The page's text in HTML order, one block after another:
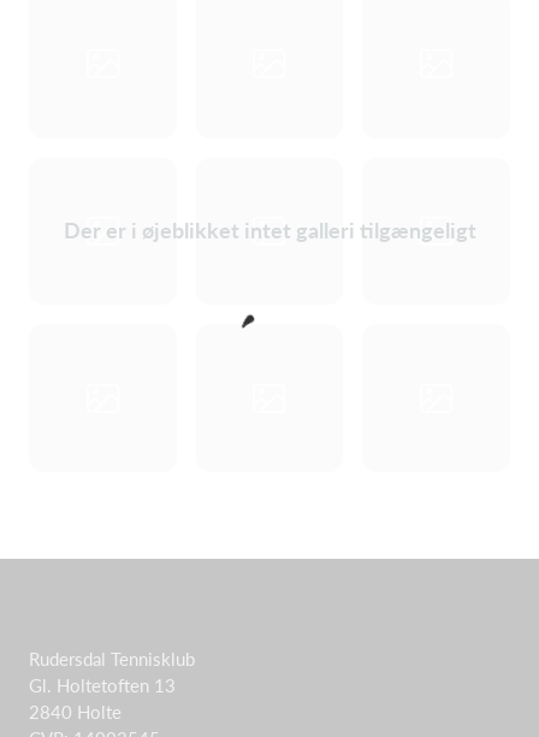
Der er i øjeblikket intet galleri tilgængeligt
Rudersdal Tennisklub
Gl. Holtetoften 13
2840 Holte